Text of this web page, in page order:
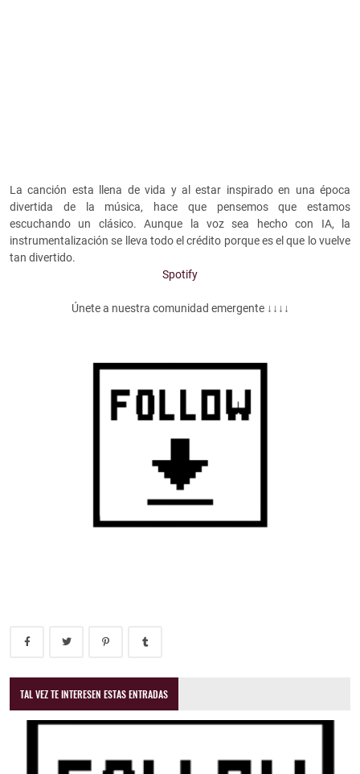
La canción esta llena de vida y al estar inspirado en una época
divertida de la música, hace que pensemos que estamos
escuchando un clásico. Aunque la voz sea hecho con IA, la
instrumentalización se lleva todo el crédito porque es el que lo vuelve
tan divertido.
Spotify
Únete a nuestra comunidad emergente ↓↓↓↓
TAL VEZ TE INTERESEN ESTAS ENTRADAS